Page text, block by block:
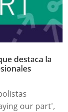
destaca la
our part',